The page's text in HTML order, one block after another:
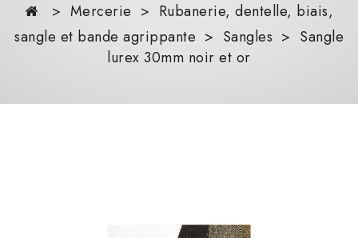
Mercerie
Rubanerie, dentelle, biais,
sangle et bande agrippante
Sangles
Sangle
lurex 30mm noir et or